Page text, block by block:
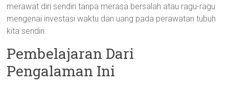
merawat diri sendiri tanpa merasa bersalah atau ragu-ragu
mengenai investasi waktu dan uang pada perawatan tubuh
kita sendiri.
Pembelajaran Dari
Pengalaman Ini